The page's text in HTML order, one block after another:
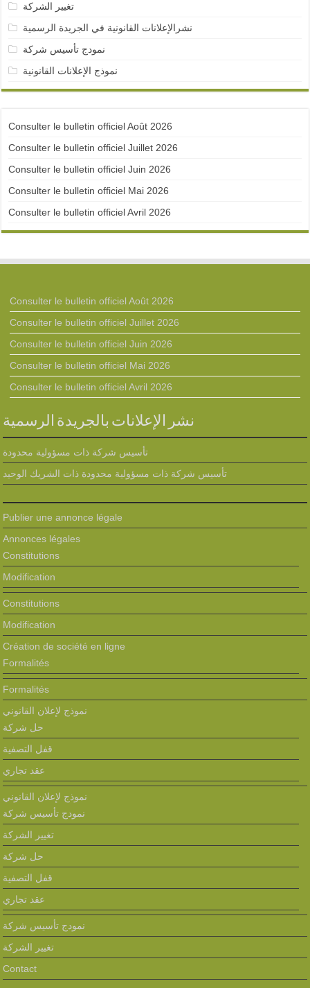
تغيير الشركة
نشرالإعلانات القانونية في الجريدة الرسمية
نمودج تأسيس شركة
نموذج الإعلانات القانونية
Consulter le bulletin officiel Août 2026
Consulter le bulletin officiel Juillet 2026
Consulter le bulletin officiel Juin 2026
Consulter le bulletin officiel Mai 2026
Consulter le bulletin officiel Avril 2026
Consulter le bulletin officiel Août 2026
Consulter le bulletin officiel Juillet 2026
Consulter le bulletin officiel Juin 2026
Consulter le bulletin officiel Mai 2026
Consulter le bulletin officiel Avril 2026
نشر الإعلانات بالجريدة الرسمية
تأسيس شركة ذات مسؤولية محدودة
تأسيس شركة ذات مسؤولية محدودة ذات الشريك الوحيد
Publier une annonce légale
Annonces légales
Constitutions
Modification
Constitutions
Modification
Création de société en ligne
Formalités
Formalités
نموذج لإعلان القانوني
حل شركة
قفل التصفية
عقد تجاري
نموذج لإعلان القانوني
نمودج تأسيس شركة
تغيير الشركة
حل شركة
قفل التصفية
عقد تجاري
نمودج تأسيس شركة
تغيير الشركة
Contact